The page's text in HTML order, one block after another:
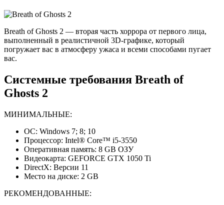
Breath of Ghosts 2 — вторая часть хоррора от первого лица,
выполненный в реалистичной 3D-графике, который
погружает вас в атмосферу ужаса и всеми способами пугает
вас.
Системные требования Breath of
Ghosts 2
МИНИМАЛЬНЫЕ:
ОС: Windows 7; 8; 10
Процессор: Intel® Core™ i5-3550
Оперативная память: 8 GB ОЗУ
Видеокарта: GEFORCE GTX 1050 Ti
DirectX: Версии 11
Место на диске: 2 GB
РЕКОМЕНДОВАННЫЕ: